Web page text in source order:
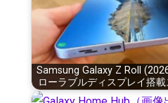
Samsung Galaxy Z Roll
ローラブルディスプレイ搭